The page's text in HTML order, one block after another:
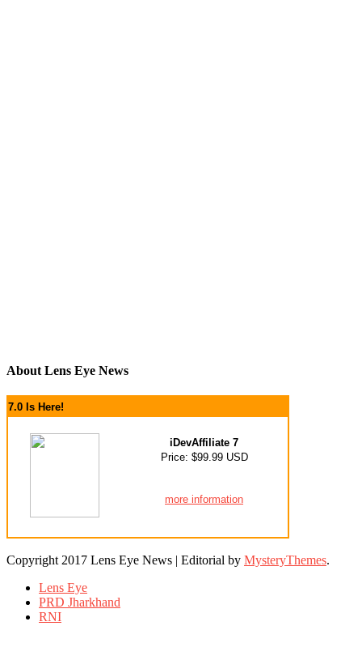
About Lens Eye News
7.0 Is Here!
iDevAffiliate 7
Price: $99.99 USD
more information
Copyright 2017 Lens Eye News | Editorial by MysteryThemes.
Lens Eye
PRD Jharkhand
RNI